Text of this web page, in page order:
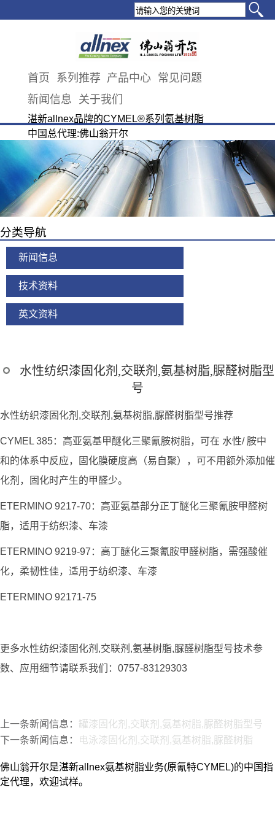
首页 系列推荐 产品中心 常见问题
新闻信息
关于我们
湛新allnex品牌的CYMEL®系列氨基树脂
中国总代理:佛山翁开尔
分类导航
新闻信息
技术资料
英文资料
水性纺织漆固化剂,交联剂,氨基树脂,脲醛树脂型
号
水性纺织漆固化剂,交联剂,氨基树脂,脲醛树脂型号推荐
CYMEL 385：高亚氨基甲醚化三聚氰胺树脂，可在 水性/ 胺中
和的体系中反应，固化膜硬度高（易自聚），可不用额外添加催
化剂，固化时产生的甲醛少。
ETERMINO 9217-70：高亚氨基部分正丁醚化三聚氰胺甲醛树
脂，适用于纺织漆、车漆
ETERMINO 9219-97：高丁醚化三聚氰胺甲醛树脂，需强酸催
化，柔韧性佳，适用于纺织漆、车漆
ETERMINO 92171-75
更多水性纺织漆固化剂,交联剂,氨基树脂,脲醛树脂型号技术参
数、应用细节请联系我们：0757-83129303
上一条新闻信息： 罐漆固化剂,交联剂,氨基树脂,脲醛树脂型号
下一条新闻信息：
电泳漆固化剂,交联剂,氨基树脂,脲醛树脂
佛山翁开尔是湛新allnex氨基树脂业务(原氰特CYMEL)的中国指
定代理，欢迎试样。